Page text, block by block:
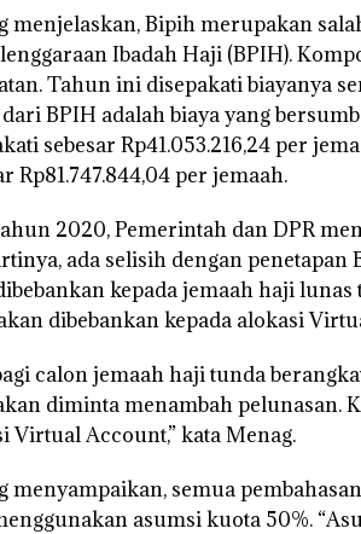
menjelaskan, Bipih merupakan
Ibadah Haji (BPIH).
Tahun ini disepakati biayanya
BPIH adalah biaya yang
sebesar Rp41.053.216,24 per
Rp81.747.844,04 per jemaah.
2020, Pemerintah dan DPR
ada selisih dengan
kepada jemaah haji
dibebankan kepada alokasi
calon jemaah haji tunda
diminta menambah pelunasan.
Virtual Account,” kata Menag.
menyampaikan, semua
asumsi kuota 50%.